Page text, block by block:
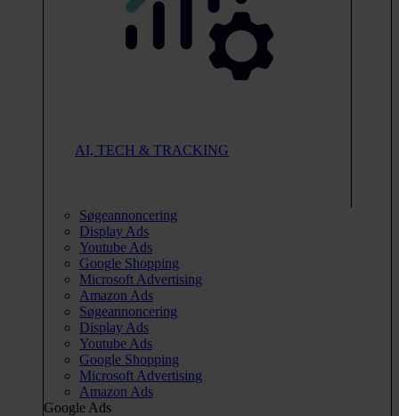
AI, TECH & TRACKING
Søgeannoncering
Display Ads
Youtube Ads
Google Shopping
Microsoft Advertising
Amazon Ads
Søgeannoncering
Display Ads
Youtube Ads
Google Shopping
Microsoft Advertising
Amazon Ads
Google Ads